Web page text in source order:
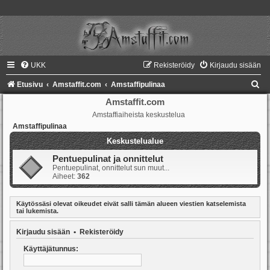
UKK Kirjaudu sisään
Rekisteröidy
Etusivu Amstaffit.com Amstaffipulinaa
Amstaffit.com
Amstaffiaiheista keskustelua
Amstaffipulinaa
Keskustelualue
Pentuepulinat ja onnittelut
Pentuepulinat, onnittelut sun muut...
Aiheet: 362
Käytössäsi olevat oikeudet eivät salli tämän alueen viestien katselemista
tai lukemista.
Kirjaudu sisään • Rekisteröidy
Käyttäjätunnus: